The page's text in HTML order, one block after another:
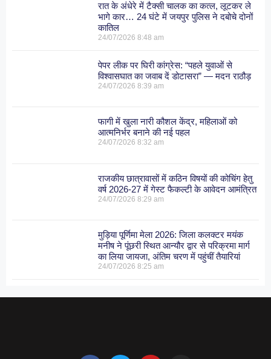
रात के अंधेरे में टैक्सी चालक का कत्ल, लूटकर ले
भागे कार… 24 घंटे में जयपुर पुलिस ने दबोचे दोनों
कातिल
24/07/20268:48 am
पेपर लीक पर घिरी कांग्रेस: “पहले युवाओं से
विश्वासघात का जवाब दें डोटासरा” — मदन राठौड़
24/07/20268:39 am
फागी में खुला नारी कौशल केंद्र, महिलाओं को
आत्मनिर्भर बनाने की नई पहल
24/07/20268:32 am
राजकीय छात्रावासों में कठिन विषयों की कोचिंग हेतु
वर्ष 2026-27 में गेस्ट फैकल्टी के आवेदन आमंत्रित
24/07/20268:29 am
मुड़िया पूर्णिमा मेला 2026: जिला कलक्टर मयंक
मनीष ने पूंछरी स्थित आन्यौर द्वार से परिक्रमा मार्ग
का लिया जायजा, अंतिम चरण में पहुंचीं तैयारियां
24/07/20268:25 am